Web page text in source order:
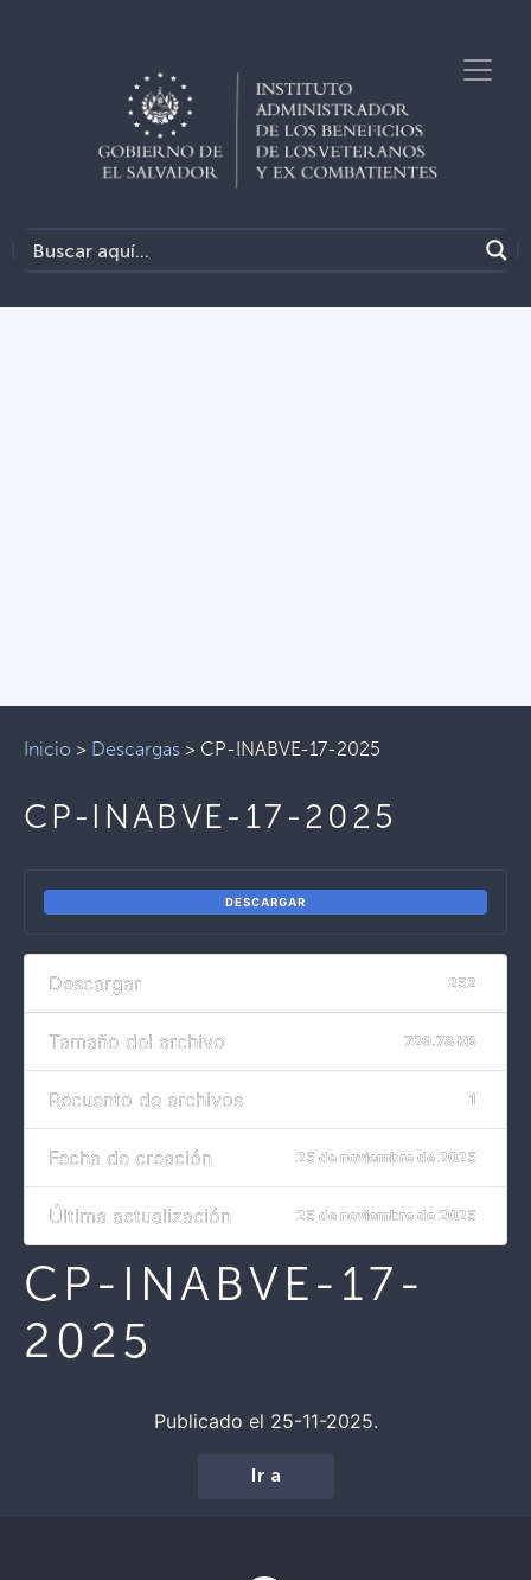
Inicio > Descargas > CP-INABVE-17-2025
CP-INABVE-17-2025
DESCARGAR
Descargar 252
Tamaño del archivo 729.78 KB
Recuento de archivos 1
Fecha de creación 25 de noviembre de 2025
Última actualización 25 de noviembre de 2025
CP-INABVE-17-
2025
Publicado el 25-11-2025.
Ir a